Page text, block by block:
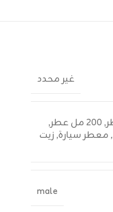
غير محدد
, ٢٠٠ مل عطر
,
, معطر سيارة, زيت
male